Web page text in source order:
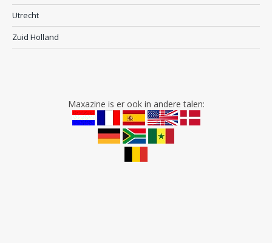
Utrecht
Zuid Holland
Maxazine is er ook in andere talen: